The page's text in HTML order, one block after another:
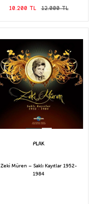
10.200 TL 12.000 TL
Zeki Müren – Saklı Kayıtlar 1952-
1984